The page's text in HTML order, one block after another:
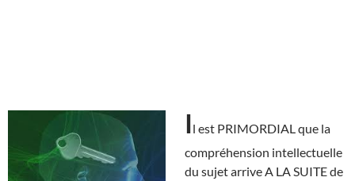
Il est PRIMORDIAL que la
compréhension intellectuelle
du sujet arrive A LA SUITE de